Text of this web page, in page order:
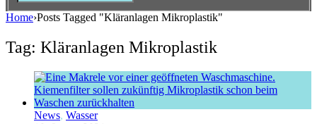
Home›Posts Tagged "Kläranlagen Mikroplastik"
Tag: Kläranlagen Mikroplastik
News, Wasser